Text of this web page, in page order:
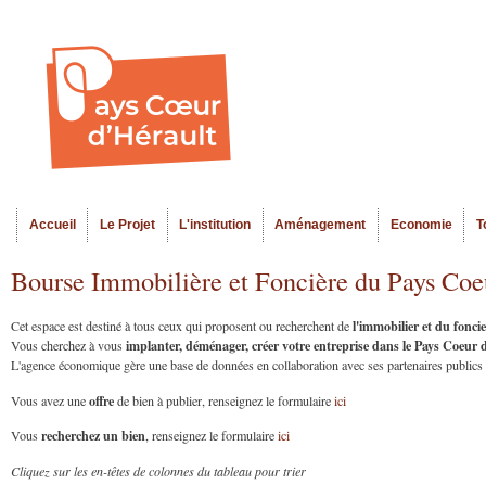
Menu principal
Accueil Le Projet L'institution Aménagement Economie
Bourse Immobilière et Foncière du Pays
Cet espace est destiné à tous ceux qui proposent ou recherchent del'immobilier et du
Vous cherchez à vous implanter, déménager, créer votre entreprise dans le Pays
L'agence économique gère une base de données en collaboration avec ses partenaires
Vous avez uneoffrede bien à publier, renseignez le formulaireici
Vous recherchez un bien, renseignez le formulaireici
Cliquez sur les en-têtes de colonnes du tableau pour trier